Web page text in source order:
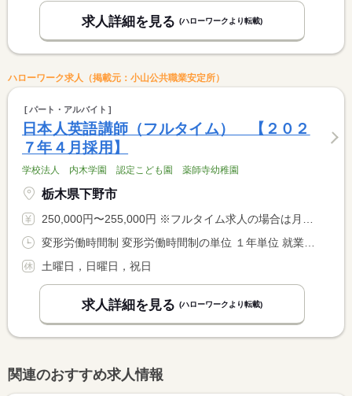
求人詳細を見る (ハローワークより転載)
ハローワーク求人（掲載元：小山公共職業安定所）
パート・アルバイト
日本人英語講師（フルタイム） 【２０２
７年４月採用】
学校法人 内木学園 認定こども園 薬師寺幼稚園
栃木県下野市
250,000円〜255,000円 ※フルタイム求人の場合は月額（換算額）、パート求人の場合は時間額を表示しています。
変形労働時間制 変形労働時間制の単位 １年単位 就業時間１ 9時00分〜18時00分 就業時間２ 8時00分〜17時00分 就業時間に関する特記事項 就業時間（２）夏休み等は、午前８時から勤務 <BR> 課外担当クラスにより勤務開始時間変更有１９時まで <BR> 週２回までリモートワーク可能（試用期間終了後から）
土曜日，日曜日，祝日
求人詳細を見る (ハローワークより転載)
関連のおすすめ求人情報